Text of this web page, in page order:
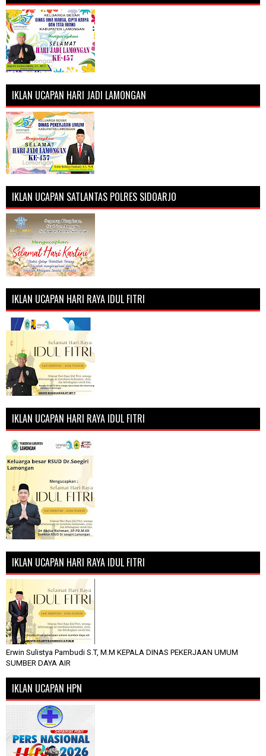
IKLAN UCAPAN HARI JADI LAMONGAN
IKLAN UCAPAN SATLANTAS POLRES SIDOARJO
IKLAN UCAPAN HARI RAYA IDUL FITRI
IKLAN UCAPAN HARI RAYA IDUL FITRI
IKLAN UCAPAN HARI RAYA IDUL FITRI
Erwin Sulistya Pambudi S.T, M.M KEPALA DINAS PEKERJAAN UMUM
SUMBER DAYA AIR
IKLAN UCAPAN HPN